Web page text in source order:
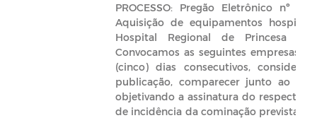
PROCESSO: Pregão Eletrônico nº
Aquisição de equipamentos
Hospital Regional de Princesa
Convocamos as seguintes empresas
(cinco) dias consecutivos,
publicação, comparecer junto ao
objetivando a assinatura do respectivo
de incidência da cominação prevista no